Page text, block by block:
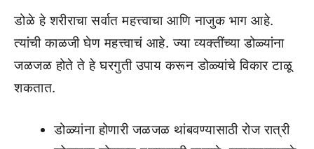
डोळे हे शरीराचा सर्वात महत्त्वाचा आणि नाजुक भाग आहे.
त्यांची काळजी घेण महत्त्वाचं आहे. ज्या व्यक्तींच्या डोळ्यांना
जळजळ होते ते हे घरगुती उपाय करून डोळ्यांचे विकार टाळू
शकतात.
डोळ्यांना होणारी जळजळ थांबवण्यासाठी रोज रात्री